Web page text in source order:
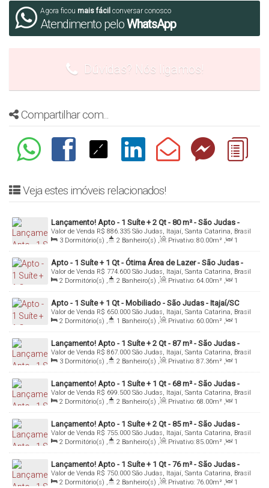
Data de Entrega para Abril/2026
Denis Alexandre Imóveis
denis@denisalexandreimoveis.com.br
Agende uma visita ao imóvel!
Agora ficou mais fácil conversar conosco
Atendimento peloWhatsApp
Dúvidas? Nós ligamos!
Compartilhar com...
Veja estes imóveis relacionados!
Lançamento! Apto - 1 Suíte + 2 Qt - 80 m² - São Judas -
Itajaí/SC
R$ 886.335
Valor de Venda
São Judas, Itajaí, Santa Catarina, Brasil
3 Dormitório(s) , 2 Banheiro(s) , Privativo: 80.00m² ,
1
Sala(s) , 1 Suíte(s) , 2 Vaga(s) , Útil: 80.00m²
Apto - 1 Suíte + 1 Qt - Ótima Área de Lazer - São Judas -
Itajaí/SC
R$ 774.600
Valor de Venda
São Judas, Itajaí, Santa Catarina, Brasil
2 Dormitório(s) , 2 Banheiro(s) , Privativo: 64.00m² ,
1
Sala(s) , 1 Suíte(s) , Total: 109.00m² , 1 Vaga(s)
Apto - 1 Suíte + 1 Qt - Mobiliado - São Judas - Itajaí/SC
R$ 650.000
Valor de Venda
São Judas, Itajaí, Santa Catarina, Brasil
2 Dormitório(s) , 1 Banheiro(s) , Privativo: 60.00m² ,
1
Sala(s) , 1 Vaga(s)
Lançamento! Apto - 1 Suíte + 2 Qt - 87 m² - São Judas -
Itajaí/SC
R$ 867.000
Valor de Venda
São Judas, Itajaí, Santa Catarina, Brasil
3 Dormitório(s) , 2 Banheiro(s) , Privativo: 87.36m² ,
1
Sala(s) , 1 Suíte(s) , 2 Vaga(s) , Útil: 87.36m²
Lançamento! Apto - 1 Suíte + 1 Qt - 68 m² - São Judas -
Itajaí/SC
R$ 699.500
Valor de Venda
São Judas, Itajaí, Santa Catarina, Brasil
2 Dormitório(s) , 2 Banheiro(s) , Privativo: 68.00m² ,
1
Sala(s) , 1 Suíte(s) , 1 Vaga(s) , Útil: 68.00m²
Lançamento! Apto - 1 Suíte + 2 Qt - 85 m² - São Judas -
Itajaí/SC
R$ 755.000
Valor de Venda
São Judas, Itajaí, Santa Catarina, Brasil
2 Dormitório(s) , 2 Banheiro(s) , Privativo: 85.00m² ,
1
Sala(s) , 1 Suíte(s) , 1 Vaga(s) , Útil: 85.00m²
Lançamento! Apto - 1 Suíte + 1 Qt - 76 m² - São Judas -
Itajaí/SC
R$ 750.000
Valor de Venda
São Judas, Itajaí, Santa Catarina, Brasil
2 Dormitório(s) , 2 Banheiro(s) , Privativo: 76.00m² ,
1